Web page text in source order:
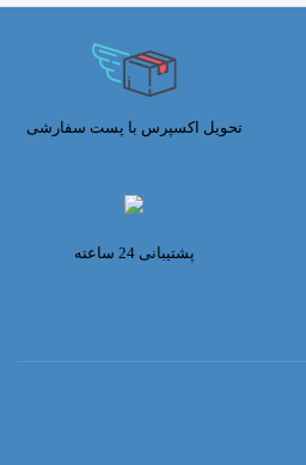
تحویل اکسپرس با پست سفارشی
پشتیبانی 24 ساعته